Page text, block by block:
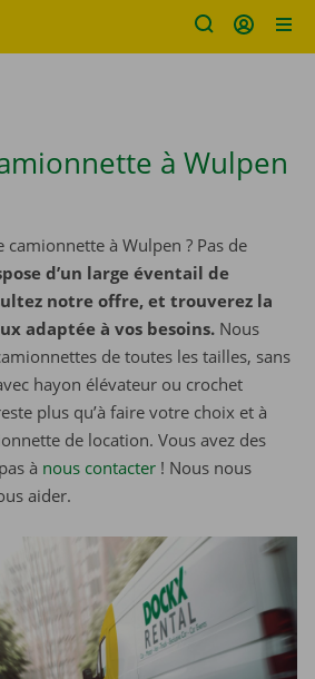
à Wulpen
à Wulpen ? Pas de
d’un large éventail de
notre offre, et trouverez la
adaptée à vos besoins. Nous
de toutes les tailles, sans
hayon élévateur ou crochet
plus qu’à faire votre choix et à
de location. Vous avez des
à nous contacter ! Nous nous
aider.